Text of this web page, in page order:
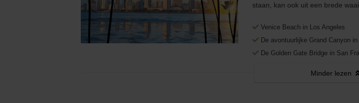
Grand Voyages & Wereldcruises
Cruises vanuit Nederland
Cunard Line
Disney Cruise Line
Middellandse Zee West-
Oost-
Noord-Amerika
Alaska
Hawaii
Noord-Europa Noorse
Fooien
Visum aanvragen
Vacatures
Reisinformatie
staan, kan ook uit een brede
Venice Beach in Los Angeles
De avontuurlijke Grand Canyon
De Golden Gate Bridge in San
Minderlezen